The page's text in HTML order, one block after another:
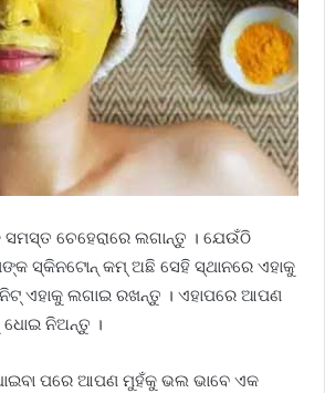
ଚେହେରାରେ ଲଗାନ୍ତୁ । ଯେଉଁଠି
ସ୍କିନଟୋନ୍ କମ୍ ଅଛି ସେହି ସ୍ଥାନରେ ଏହାକୁ
ଏହାକୁ ଲଗାଇ ରଖନ୍ତୁ । ଏହାପରେ ଆପଣ
ଧୋଇ ନିଅନ୍ତୁ ।
ପରେ ଆପଣ ମୁହଁକୁ ଭଲ ଭାବେ ଏକ